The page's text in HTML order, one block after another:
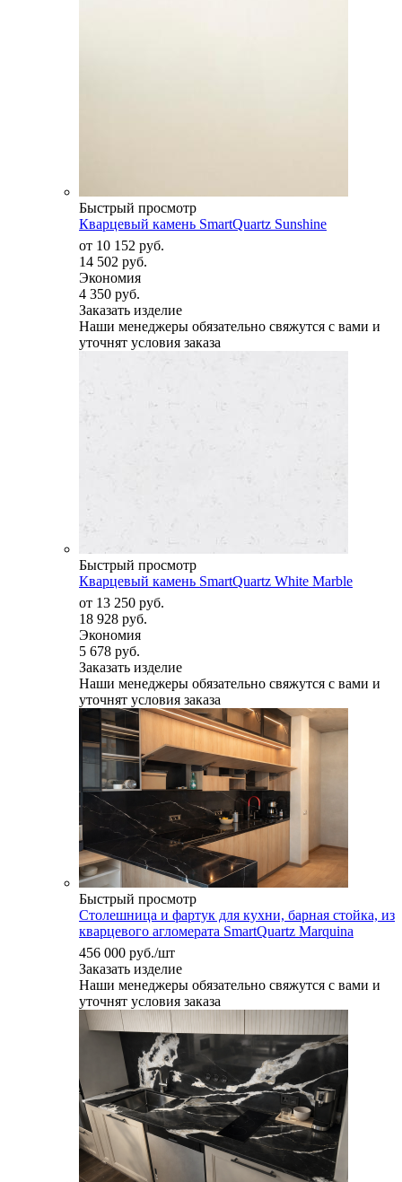
Быстрый просмотр
Кварцевый камень SmartQuartz Sunshine
от 10 152 руб.
14 502 руб.
Экономия
4 350 руб.
Заказать изделие
Наши менеджеры обязательно свяжутся с вами и
уточнят условия заказа
Быстрый просмотр
Кварцевый камень SmartQuartz White Marble
от 13 250 руб.
18 928 руб.
Экономия
5 678 руб.
Заказать изделие
Наши менеджеры обязательно свяжутся с вами и
уточнят условия заказа
Быстрый просмотр
Столешница и фартук для кухни, барная стойка, из
кварцевого агломерата SmartQuartz Marquina
456 000 руб./шт
Заказать изделие
Наши менеджеры обязательно свяжутся с вами и
уточнят условия заказа